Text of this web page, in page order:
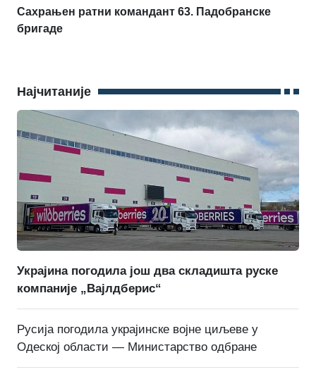
Сахрањен ратни командант 63. Падобранске
бригаде
Најчитаније
Украјина погодила још два складишта руске
компаније „Вајлдберис“
Русија погодила украјинске војне циљеве у
Одеској области — Министарство одбране